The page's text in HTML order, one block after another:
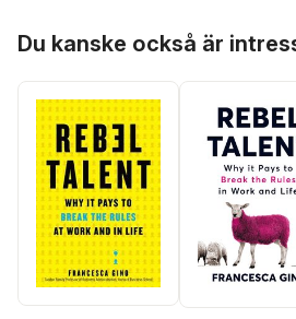
Carol Dweck)
Catmull)
Du kanske också är